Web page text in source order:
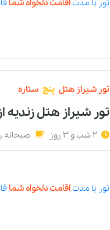
تور با مدتاقامت دلخواه شما
تور شیراز هتل پنج ستاره
تور شیراز هتل زندیه
2 شب و 3 روز صبحانه
تور با مدتاقامت دلخواه شما